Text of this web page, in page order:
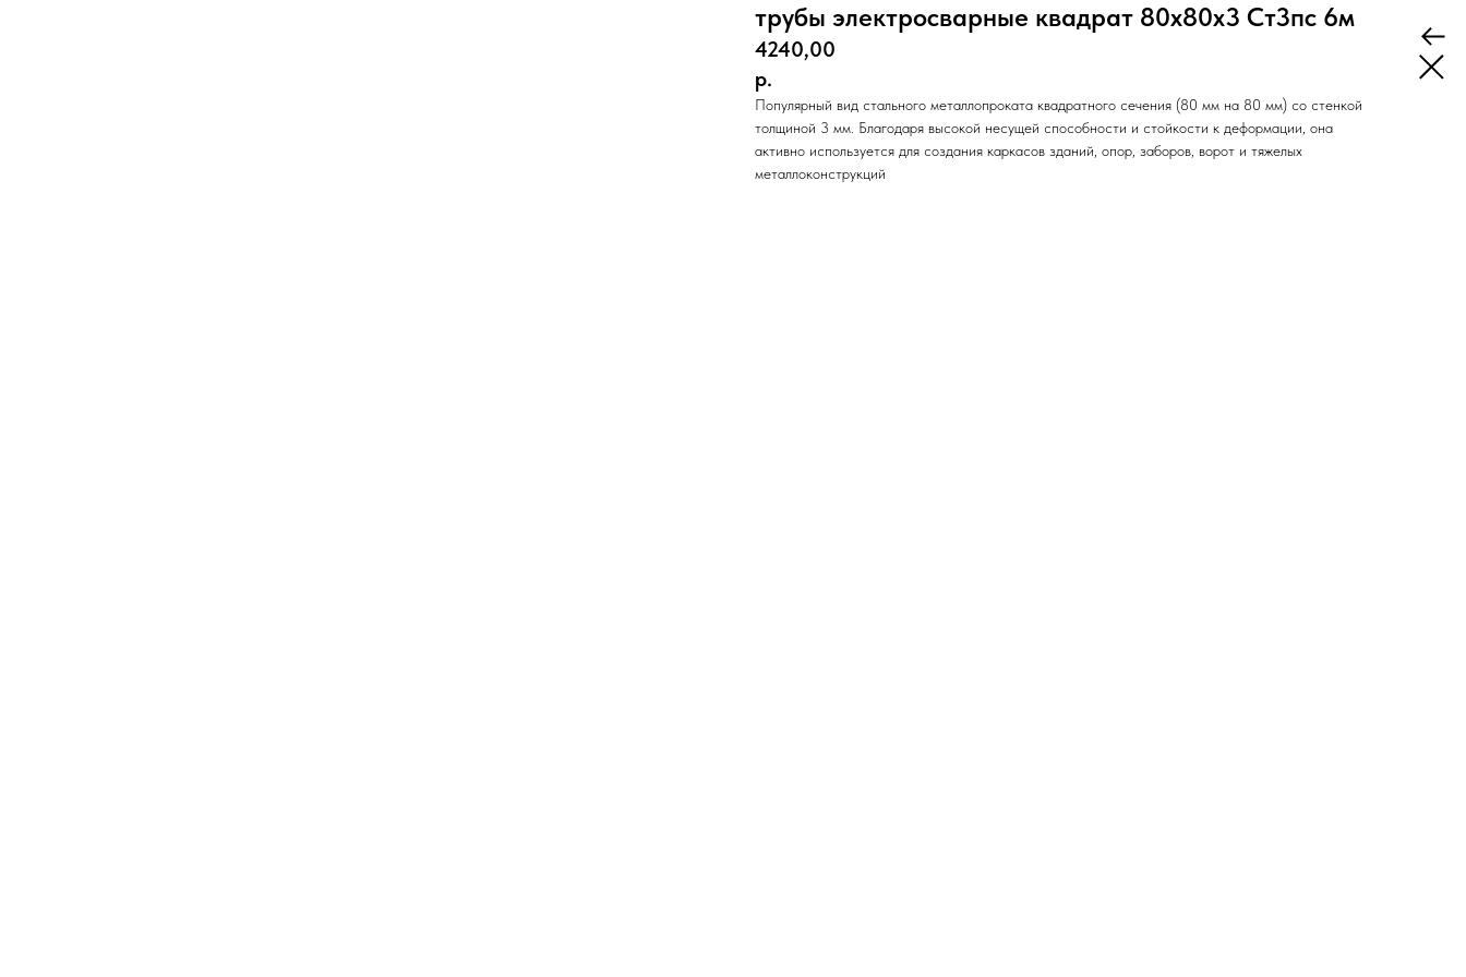
трубы электросварные квадрат 80х80х3 Ст3пс 6м
4240,00
р.
Популярный вид стального металлопроката квадратного сечения (80 мм на 80 мм) со стенкой
толщиной 3 мм. Благодаря высокой несущей способности и стойкости к деформации, она
активно используется для создания каркасов зданий, опор, заборов, ворот и тяжелых
металлоконструкций